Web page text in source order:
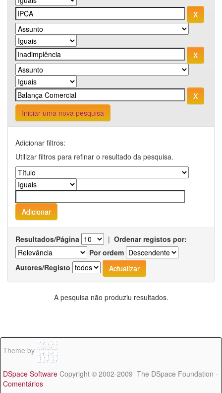
Iniciar uma nova pesquisa
Adicionar filtros:
Utilizar filtros para refinar o resultado da pesquisa.
Resultados/Página | Ordenar registos por:
Por ordem
Autores/Registo
A pesquisa não produziu resultados.
Theme by
DSpace Software Copyright © 2002-2009 The DSpace Foundation -
Comentários